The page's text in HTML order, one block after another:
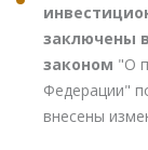
заключены
законом "О
Федерации"
внесены